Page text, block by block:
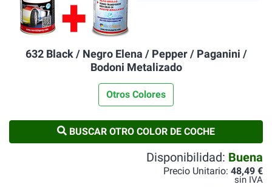
632 Black / Negro Elena / Pepper / Paganini /
Bodoni Metalizado
Otros Colores
BUSCAR OTRO COLOR DE COCHE
Disponibilidad: Buena
Precio Unitario: 48,49 €
sin IVA